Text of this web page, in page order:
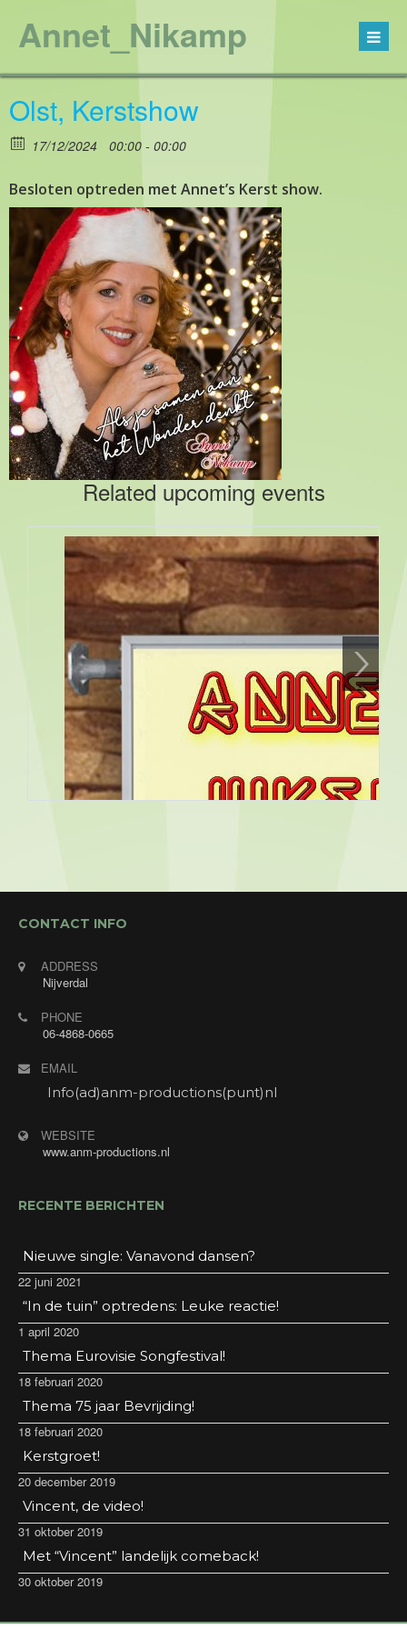
Annet_Nikamp
Olst, Kerstshow
17/12/2024 00:00 - 00:00
Besloten optreden met Annet’s Kerst show.
Related upcoming events
CONTACT INFO
ADDRESS
Nijverdal
PHONE
06-4868-0665
EMAIL
Info(ad)anm-productions(punt)nl
WEBSITE
www.anm-productions.nl
RECENTE BERICHTEN
Nieuwe single: Vanavond dansen?
22 juni 2021
“In de tuin” optredens: Leuke reactie!
1 april 2020
Thema Eurovisie Songfestival!
18 februari 2020
Thema 75 jaar Bevrijding!
18 februari 2020
Kerstgroet!
20 december 2019
Vincent, de video!
31 oktober 2019
Met “Vincent” landelijk comeback!
30 oktober 2019